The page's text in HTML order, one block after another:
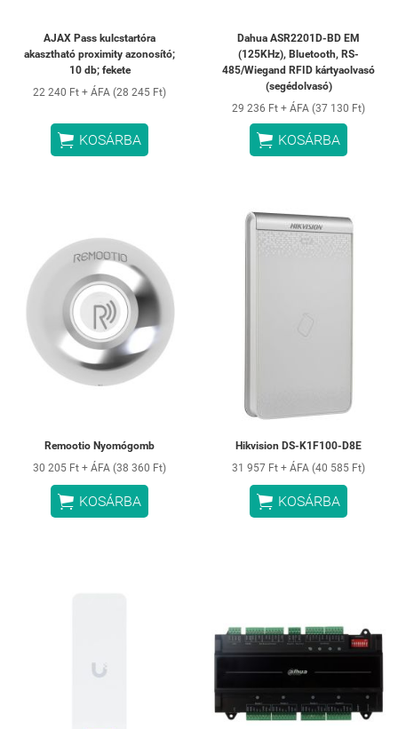
AJAX Pass kulcstartóra
akasztható proximity azonosító;
10 db; fekete
22 240 Ft + ÁFA (28 245 Ft)
 KOSÁRBA
Dahua ASR2201D-BD EM
(125KHz), Bluetooth, RS-
485/Wiegand RFID kártyaolvasó
(segédolvasó)
29 236 Ft + ÁFA (37 130 Ft)
 KOSÁRBA
Remootio Nyomógomb
30 205 Ft + ÁFA (38 360 Ft)
 KOSÁRBA
Hikvision DS-K1F100-D8E
31 957 Ft + ÁFA (40 585 Ft)
 KOSÁRBA